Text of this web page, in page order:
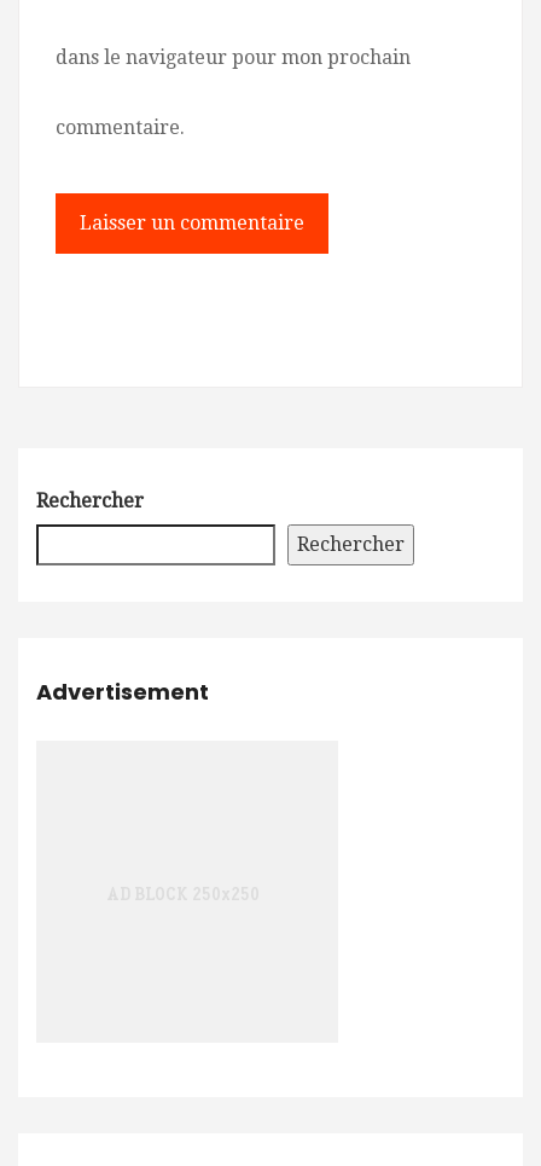
dans le navigateur pour mon prochain
commentaire.
Rechercher
Rechercher
Advertisement